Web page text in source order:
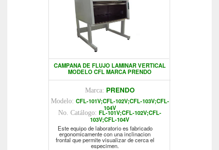
CAMPANA DE FLUJO LAMINAR VERTICAL
MODELO CFL MARCA PRENDO
Marca: PRENDO
Modelo: CFL-101V;CFL-102V;CFL-103V;CFL-
104V
No. Catálogo: FL-101V;CFL-102V;CFL-
103V;CFL-104V
Este equipo de laboratorio es fabricado
ergonomicamente con una inclinacion
frontal que permite visualizar de cerca el
especimen.